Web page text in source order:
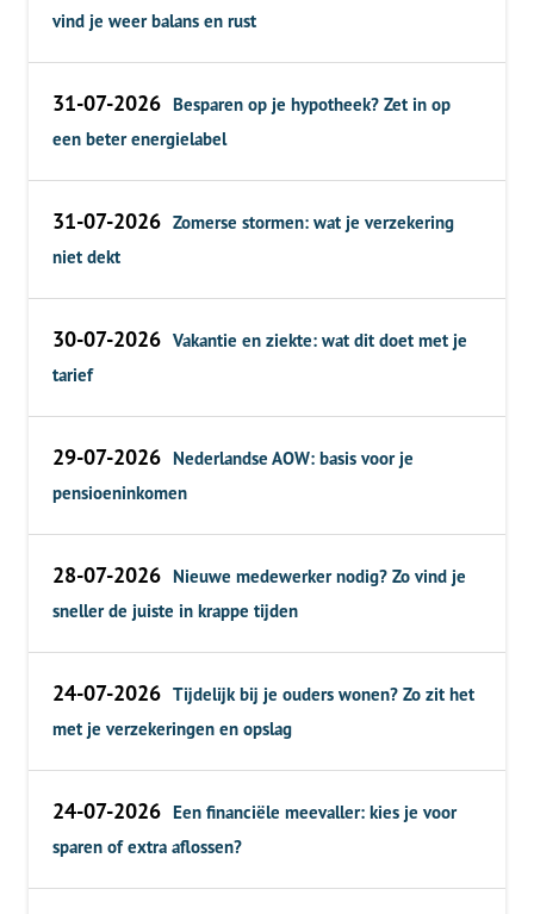
vind je weer balans en rust
31-07-2026 Besparen op je hypotheek? Zet in op
een beter energielabel
31-07-2026 Zomerse stormen: wat je verzekering
niet dekt
30-07-2026 Vakantie en ziekte: wat dit doet met je
tarief
29-07-2026 Nederlandse AOW: basis voor je
pensioeninkomen
28-07-2026 Nieuwe medewerker nodig? Zo vind je
sneller de juiste in krappe tijden
24-07-2026 Tijdelijk bij je ouders wonen? Zo zit het
met je verzekeringen en opslag
24-07-2026 Een financiële meevaller: kies je voor
sparen of extra aflossen?